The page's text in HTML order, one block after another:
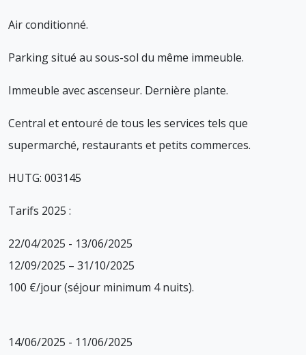
Air conditionné.
Parking situé au sous-sol du même immeuble.
Immeuble avec ascenseur. Dernière plante.
Central et entouré de tous les services tels que
supermarché, restaurants et petits commerces.
HUTG: 003145
Tarifs 2025 :
22/04/2025 - 13/06/2025
12/09/2025 – 31/10/2025
100 €/jour (séjour minimum 4 nuits).
14/06/2025 - 11/06/2025